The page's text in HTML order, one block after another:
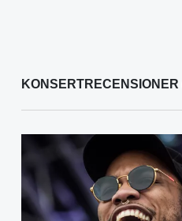
KONSERTRECENSIONER